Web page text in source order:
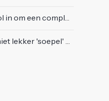
eendenfamilie te redden
kan bewegen op podium